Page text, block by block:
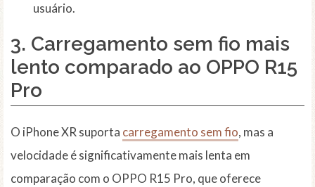
usuário.
3. Carregamento sem fio mais
lento comparado ao OPPO R15
Pro
O iPhone XR suporta carregamento sem fio, mas a
velocidade é significativamente mais lenta em
comparação com o OPPO R15 Pro, que oferece